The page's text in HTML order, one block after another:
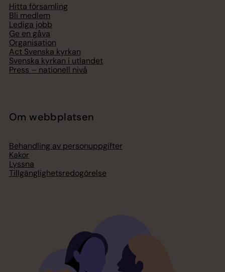
Hitta församling
Bli medlem
Lediga jobb
Ge en gåva
Organisation
Act Svenska kyrkan
Svenska kyrkan i utlandet
Press – nationell nivå
Om webbplatsen
Behandling av personuppgifter
Kakor
Lyssna
Tillgänglighetsredogörelse